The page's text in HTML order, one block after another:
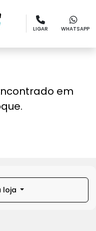
LIGAR WHATSAPP
em
loja